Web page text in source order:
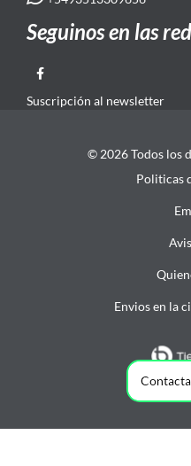
Seguinos en las
Suscripción al newsletter
© 2026 Todos los
Politicas
Envios en la